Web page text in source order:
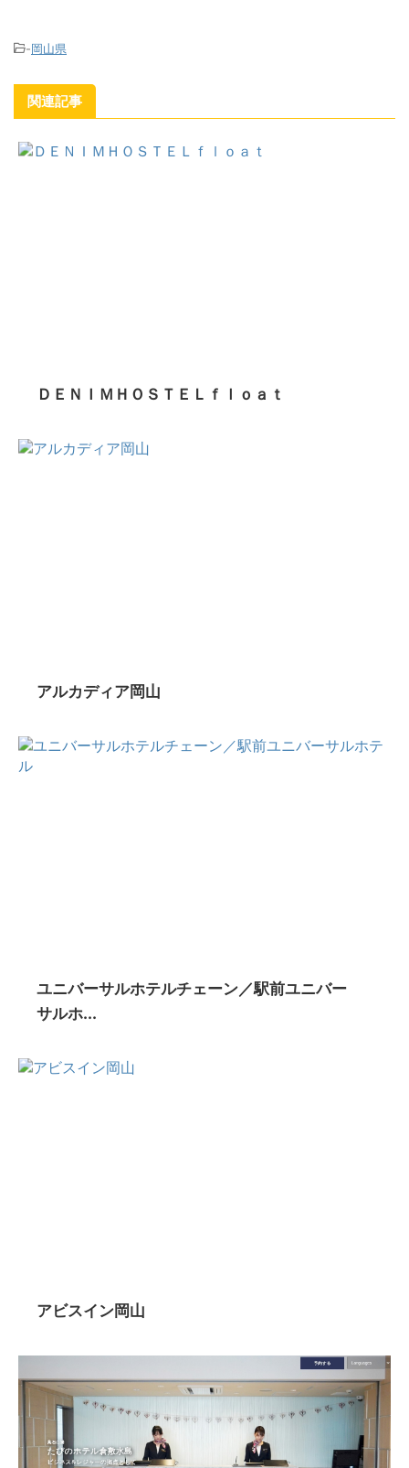
-岡山県
関連記事
ＤＥＮＩＭＨＯＳＴＥＬｆｌｏａｔ
アルカディア岡山
ユニバーサルホテルチェーン／駅前ユニバー
サルホ...
アビスイン岡山